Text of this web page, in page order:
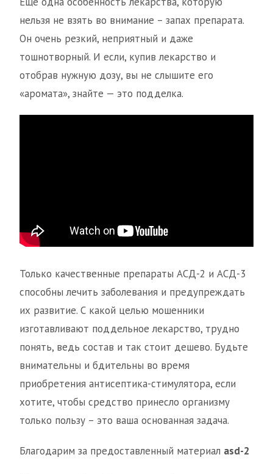
нельзя не взять во внимание – запах препарата.
Он очень резкий, неприятный и даже
тошнотворный. И если, купив лекарство и
отобрав нужную дозу, вы не слышите его
«аромата», знайте — это подделка.
Только качественные препараты АСД-2 и АСД-3
способны лечить заболевания и предупреждать
их развитие. С какой целью мошенники
изготавливают поддельное лекарство, трудно
понять, ведь состав и так стоит дешево. Будьте
внимательны и бдительны во время
приобретения антисептика-стимулятора, если
хотите, чтобы средство принесло организму
только пользу – это ваша основанная задача.
Благодарим за предоставленный материал asd-2